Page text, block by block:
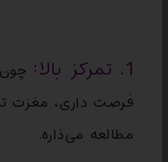
1. تمرکز بالا:
فرصت داری، مغزت
مطالعه می‌ذاره.